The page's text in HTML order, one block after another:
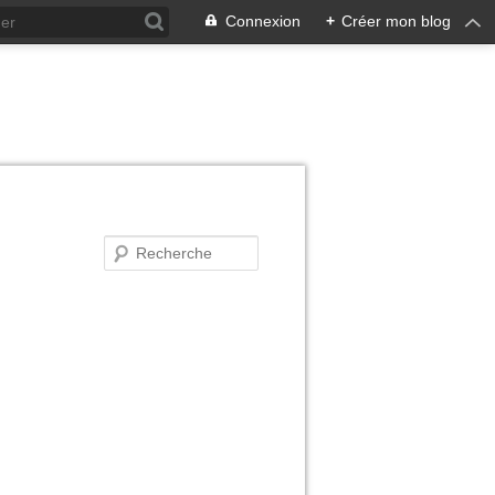
Connexion + Créer mon blog